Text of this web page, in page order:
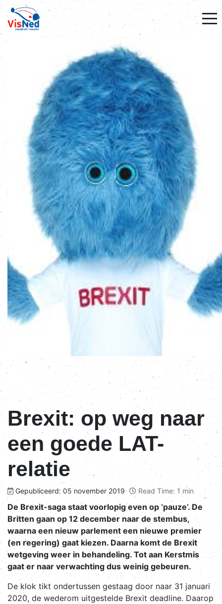
Brexit: op weg naar
een goede LAT-
relatie
Gepubliceerd: 05 november 2019 Read Time: 1 min
De Brexit-saga staat voorlopig even op ‘pauze’. De
Britten gaan op 12 december naar de stembus,
waarna een nieuw parlement een nieuwe premier
(en regering) gaat kiezen. Daarna komt de Brexit
wetgeving weer in behandeling. Tot aan Kerstmis
gaat er naar verwachting dus weinig gebeuren.
De klok tikt ondertussen gestaag door naar 31 januari
2020, de wederom uitgestelde Brexit deadline. Daarop